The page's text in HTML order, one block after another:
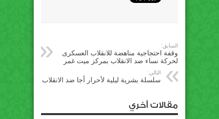
السابق:
وقفة احتجاجية مناهضة للانقلاب العسكرى
لحركة نساء ضد الانقلاب بمركز ميت غمر
التالي:
سلسلة بشرية ليلية لأحرار أجا ضد الانقلاب
مقالات أخري